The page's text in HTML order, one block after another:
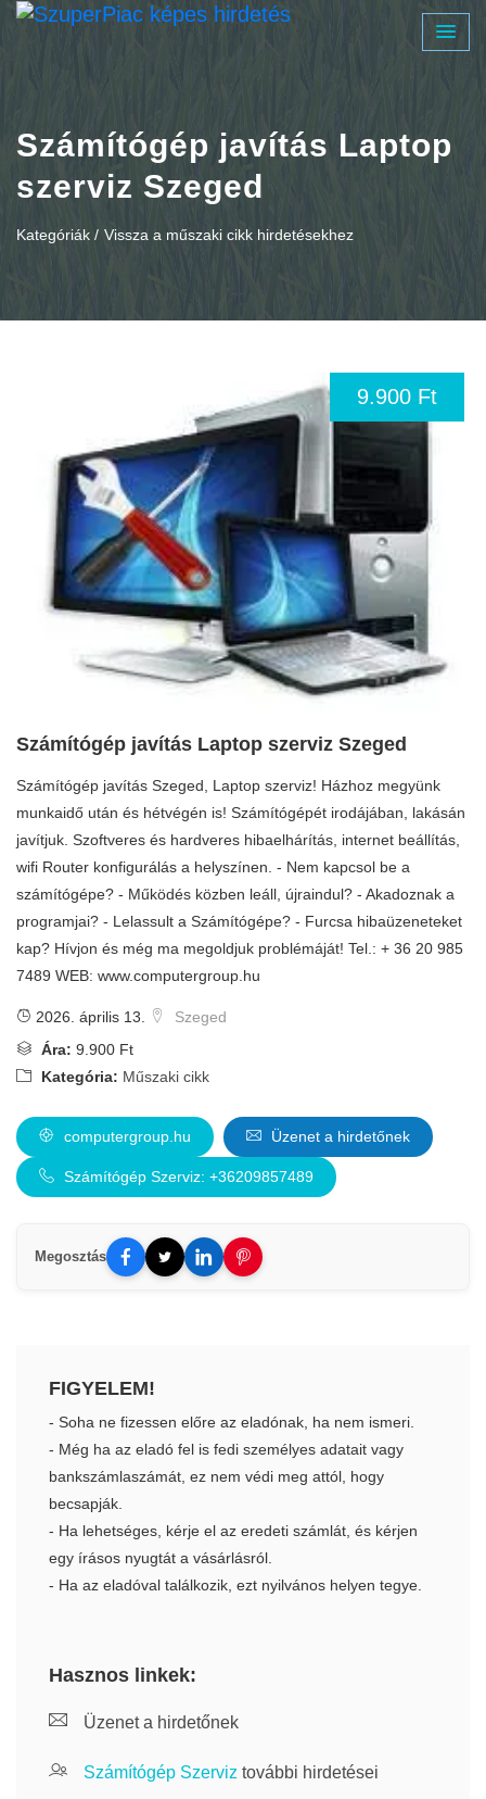
Számítógép javítás Laptop
szerviz Szeged
Kategóriák / Vissza a műszaki cikk hirdetésekhez
9.900 Ft
Számítógép javítás Laptop szerviz Szeged
Számítógép javítás Szeged, Laptop szerviz! Házhoz megyünk
munkaidő után és hétvégén is! Számítógépét irodájában, lakásán
javítjuk. Szoftveres és hardveres hibaelhárítás, internet beállítás,
wifi Router konfigurálás a helyszínen. - Nem kapcsol be a
számítógépe? - Működés közben leáll, újraindul? - Akadoznak a
programjai? - Lelassult a Számítógépe? - Furcsa hibaüzeneteket
kap? Hívjon és még ma megoldjuk problémáját! Tel.: + 36 20 985
7489 WEB: www.computergroup.hu
2026. április 13.
Szeged
Ára: 9.900 Ft
Kategória: Műszaki cikk
computergroup.hu Üzenet a hirdetőnek
Számítógép Szerviz: +36209857489
Megosztás
FIGYELEM!
- Soha ne fizessen előre az eladónak, ha nem ismeri.
- Még ha az eladó fel is fedi személyes adatait vagy
bankszámlaszámát, ez nem védi meg attól, hogy
becsapják.
- Ha lehetséges, kérje el az eredeti számlát, és kérjen
egy írásos nyugtát a vásárlásról.
- Ha az eladóval találkozik, ezt nyilvános helyen tegye.
Hasznos linkek:
Üzenet a hirdetőnek
Számítógép Szerviz további hirdetései